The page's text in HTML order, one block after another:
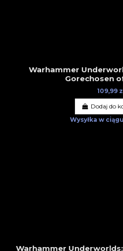
Warhammer
Gorechosen
109,99
Dodaj do
Wysyłka w ciągu
Warhammer